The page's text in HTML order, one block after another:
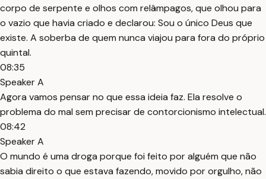
corpo de serpente e olhos com relâmpagos, que olhou para
o vazio que havia criado e declarou: Sou o único Deus que
existe. A soberba de quem nunca viajou para fora do próprio
quintal.
08:35
Speaker A
Agora vamos pensar no que essa ideia faz. Ela resolve o
problema do mal sem precisar de contorcionismo intelectual.
08:42
Speaker A
O mundo é uma droga porque foi feito por alguém que não
sabia direito o que estava fazendo, movido por orgulho, não